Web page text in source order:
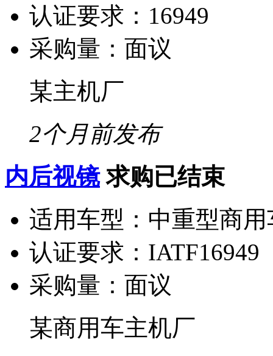
认证要求： 16949
采购量： 面议
某主机厂
2个月前发布
内后视镜 求购已结束
适用车型： 中重型商
认证要求： IATF16949
采购量： 面议
某商用车主机厂